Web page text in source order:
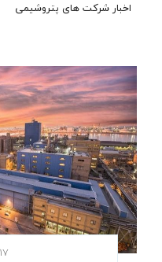
اخبار شرکت های پتروشیمی